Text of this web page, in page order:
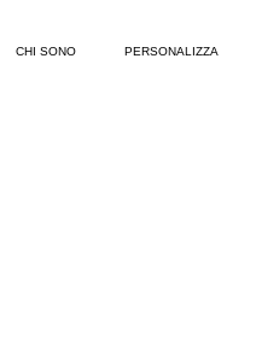
CHI SONO PERSONALIZZA